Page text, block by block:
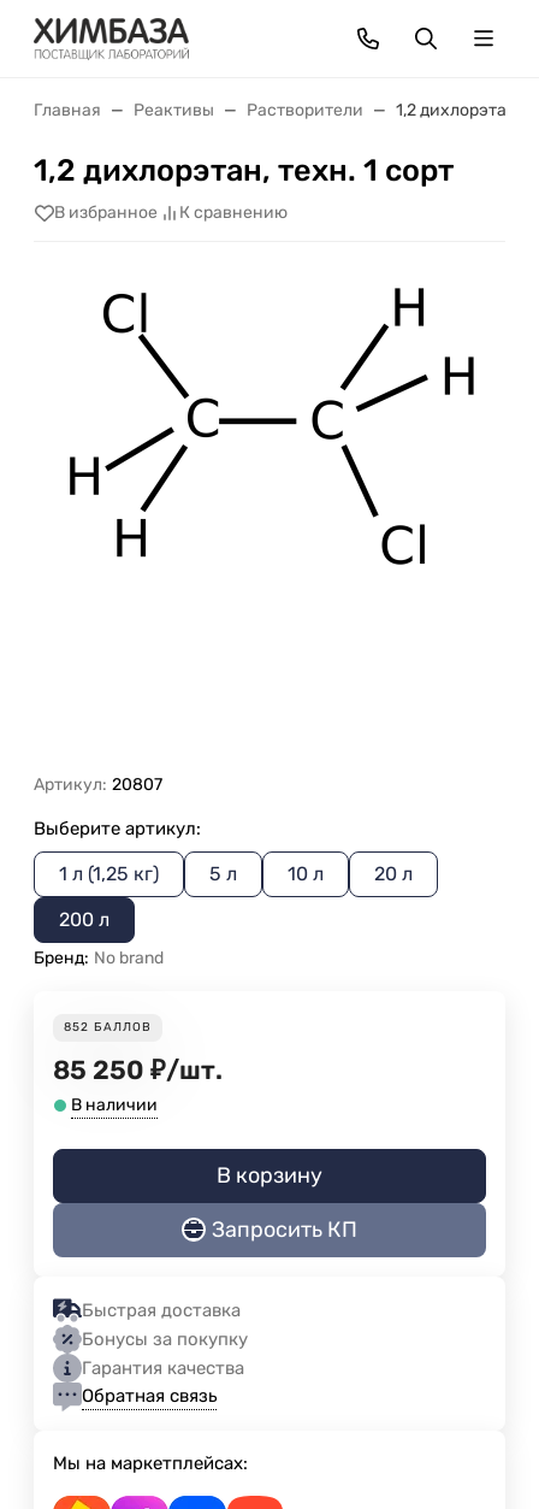
Главная Реактивы Растворители 1,2 дихлорэтан,
1,2 дихлорэтан, техн. 1 сорт
В избранное К сравнению
Артикул: 20807
Выберите артикул:
1 л (1,25 кг) 5 л 10 л
20 л
200 л
Бренд: No brand
852 БАЛЛОВ
85 250 ₽/шт.
В наличии
В корзину
Запросить КП
Быстрая доставка
Бонусы за покупку
Гарантия качества
Обратная связь
Мы на маркетплейсах: